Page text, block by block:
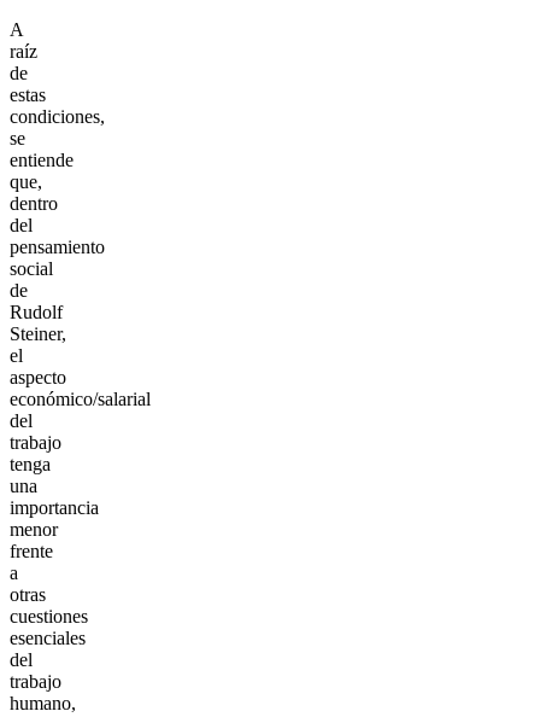
A
raíz
de
estas
condiciones,
se
entiende
que,
dentro
del
pensamiento
social
de
Rudolf
Steiner,
el
aspecto
económico/salarial
del
trabajo
tenga
una
importancia
menor
frente
a
otras
cuestiones
esenciales
del
trabajo
humano,